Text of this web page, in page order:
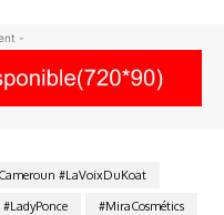
-
#LaVoixDuKoat
#LadyPonce
#MiraCosmétics